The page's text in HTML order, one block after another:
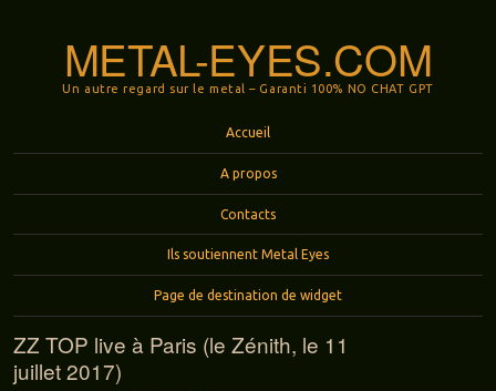
METAL-EYES.COM
Un autre regard sur le metal – Garanti 100% NO CHAT GPT
Accueil
A propos
Contacts
Ils soutiennent Metal Eyes
Page de destination de widget
ZZ TOP live à Paris (le Zénith, le 11
juillet 2017)